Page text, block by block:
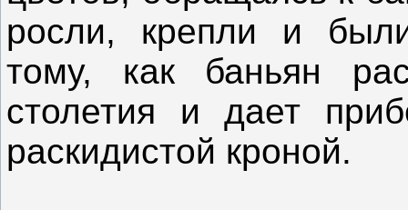
росли, крепли и
тому, как баньян
столетия и дает
раскидистой кроной.